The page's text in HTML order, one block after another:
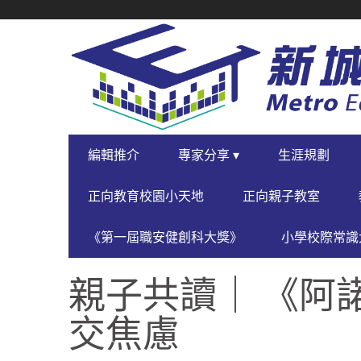
NAVIGATION
PRIMARY
NAVIGATION
編輯推介 專家分享 ▾ 生涯規劃
正向教育校園小天地 正向親子教室
《第一屆職安健創科大獎》 小學校際常
親子共讀｜ 《阿
交焦慮